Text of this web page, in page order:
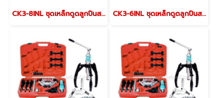
CK3-8INL ชุดเหล็กดูดลูกปืนสามขา พร้อมจาน CK3-6INL ชุดเหล็กดูดลูกปืนสามขา พร้อมจาน